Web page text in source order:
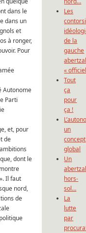
dans le
dans un
et
à ronger,
Pour
Autonome
Parti
et, pour
de
dont le
Il faut
nord,
de
Les
de la
gauche
«
Tout
ça
pour
ça !
un
concept
global
Un
hors-
sol…
La
lutte
par